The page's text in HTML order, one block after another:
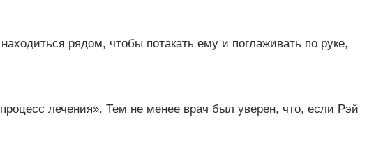
рядом, чтобы потакать ему и поглаживать по руке,
лечения». Тем не менее врач был уверен, что, если Рэй